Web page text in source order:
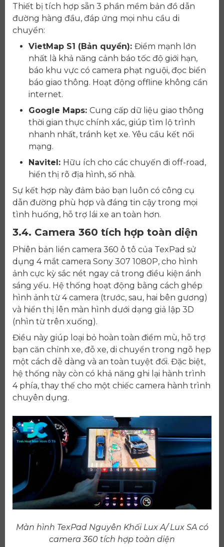
Thiết bị tích hợp sẵn 3 phần mềm bản đồ dẫn
đường hàng đầu, đáp ứng mọi nhu cầu di
chuyển:
VietMap S1 (Bản quyền): Điểm mạnh lớn
nhất là khả năng cảnh báo tốc độ giới hạn,
báo khu vực có camera phạt nguội, đọc biển
báo giao thông. Hoạt động offline không cần
internet.
Google Maps: Cung cấp dữ liệu giao thông
thời gian thực chính xác, giúp tìm lộ trình
nhanh nhất, tránh kẹt xe. Yêu cầu kết nối
mạng.
Navitel: Hữu ích cho các chuyến đi off-road,
hiển thị rõ địa hình, số nhà.
Sự kết hợp này đảm bảo bạn luôn có công cụ
dẫn đường phù hợp và đáng tin cậy trong mọi
tình huống, hỗ trợ lái xe an toàn hơn.
3.4. Camera 360 tích hợp toàn diện
Phiên bản liền camera 360 ô tô của TexPad sử
dụng 4 mắt camera Sony 307 1080P, cho hình
ảnh cực kỳ sắc nét ngay cả trong điều kiện ánh
sáng yếu. Hệ thống hoạt động bằng cách ghép
hình ảnh từ 4 camera (trước, sau, hai bên gương)
và hiển thị lên màn hình dưới dạng giả lập 3D
(nhìn từ trên xuống).
Điều này giúp loại bỏ hoàn toàn điểm mù, hỗ trợ
bạn căn chỉnh xe, đỗ xe, di chuyển trong ngõ hẹp
một cách dễ dàng và an toàn tuyệt đối. Đặc biệt,
hệ thống này còn có khả năng ghi lại hành trình
4 phía, thay thế cho một chiếc camera hành trình
chuyên dụng.
Màn hình TexPad Nguyên Khối Lux A/ Lux SA có
camera 360 tích hợp toàn diện